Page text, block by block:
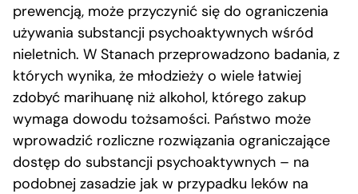
prewencją, może przyczynić się do ograniczenia
używania substancji psychoaktywnych wśród
nieletnich. W Stanach przeprowadzono badania, z
których wynika, że młodzieży o wiele łatwiej
zdobyć marihuanę niż alkohol, którego zakup
wymaga dowodu tożsamości. Państwo może
wprowadzić rozliczne rozwiązania ograniczające
dostęp do substancji psychoaktywnych – na
podobnej zasadzie jak w przypadku leków na